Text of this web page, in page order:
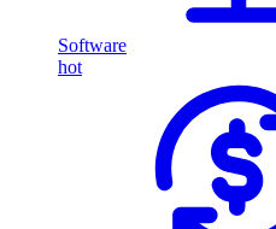
Software
hot